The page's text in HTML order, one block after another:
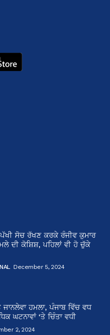
ਪੱਖੀ ਸੋਚ ਰੱਖਣ ਕਰਕੇ ਰੰਜੀਵ ਕੁਮਾਰ
ਦੀ ਕੋਸ਼ਿਸ਼, ਪਹਿਲਾਂ ਵੀ ਹੋ ਚੁੱਕੇ
December 5, 2024
ਜਾਨਲੇਵਾ ਹਮਲਾ, ਪੰਜਾਬ ਵਿੱਚ ਵਧ
ਘਟਨਾਵਾਂ ‘ਤੇ ਚਿੰਤਾ ਵਧੀ
2, 2024